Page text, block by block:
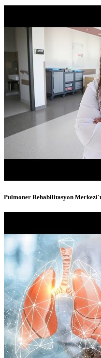
Pulmoner Rehabilitasyon